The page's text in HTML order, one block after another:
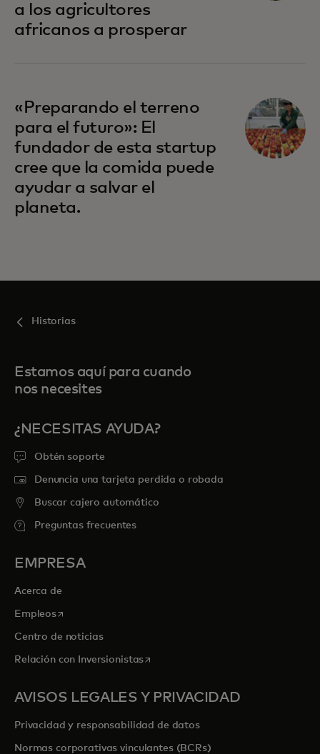
a los agricultores
africanos a prosperar
«Preparando el terreno
para el futuro»: El
fundador de esta startup
cree que la comida puede
ayudar a salvar el
planeta.
Historias
Estamos aquí para cuando
nos necesites
¿NECESITAS AYUDA?
Obtén soporte
Denuncia una tarjeta perdida o robada
Buscar cajero automático
Preguntas frecuentes
EMPRESA
Acerca de
Empleosse abre en una pestaña nueva
Centro de noticias
Relación con Inversionistasse abre en una pestaña nueva
AVISOS LEGALES Y PRIVACIDAD
Privacidad y responsabilidad de datos
Normas corporativas vinculantes (BCRs)